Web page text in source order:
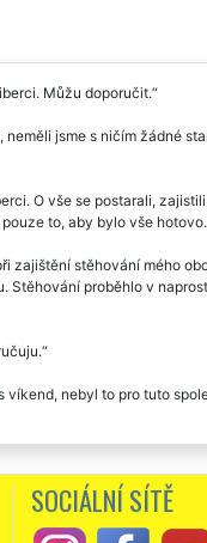
Můžu doporučit.
jsme s ničím žádné
O vše se postarali,
to, aby bylo vše
stěhování mého
proběhlo v
nebyl to pro tuto
SOCIÁLNÍ SÍTĚ